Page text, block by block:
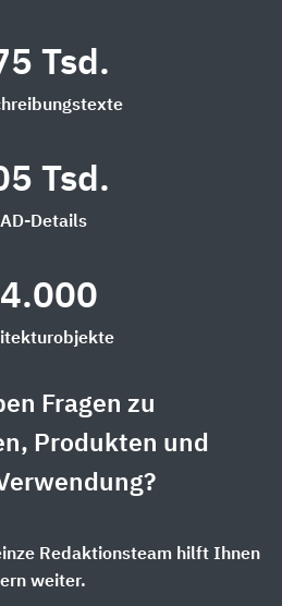
Tsd.
Tsd.
Details
Fragen zu
Produkten und
Redaktionsteam hilft Ihnen
weiter.